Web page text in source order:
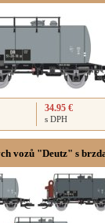
34.95 €
s DPH
vozů "Deutz" s